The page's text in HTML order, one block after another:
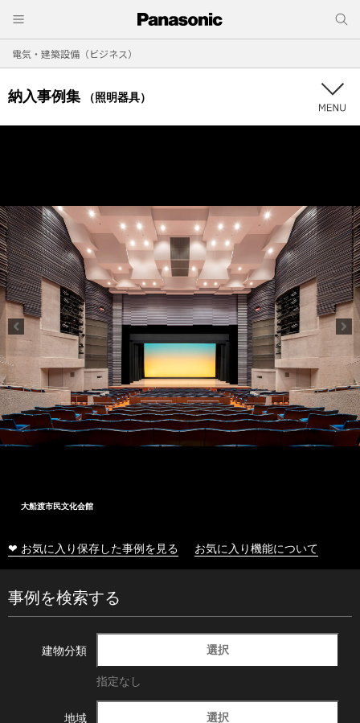
電気・建築設備（ビジネス）
納入事例集 （照明器具）
大船渡市民文化会館
❤ お気に入り保存した事例を見る お気に入り機能について
事例を検索する
建物分類 選択
指定なし
地域 選択